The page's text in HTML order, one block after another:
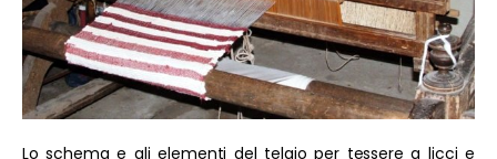
Lo schema e gli elementi del telaio per tessere a licci e